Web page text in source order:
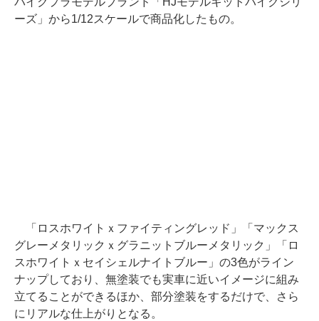
ーズ」から1/12スケールで商品化したもの。
「ロスホワイトｘファイティングレッド」「マックス
グレーメタリックｘグラニットブルーメタリック」「ロ
スホワイトｘセイシェルナイトブルー」の3色がライン
ナップしており、無塗装でも実車に近いイメージに組み
立てることができるほか、部分塗装をするだけで、さら
にリアルな仕上がりとなる。